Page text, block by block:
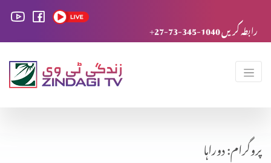
+27-73-345-1040 رابطہ کریں
پروگرام: دوراہا